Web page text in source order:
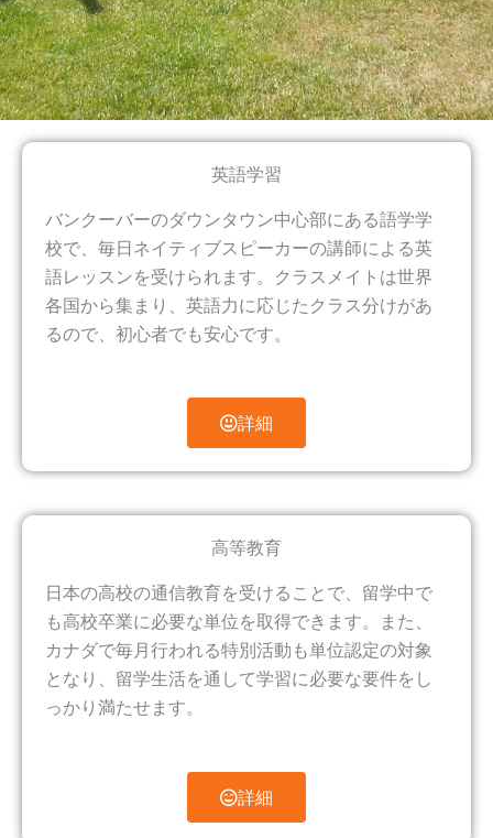
英語学習
バンクーバーのダウンタウン中心部にある語学学
校で、毎日ネイティブスピーカーの講師による英
語レッスンを受けられます。クラスメイトは世界
各国から集まり、英語力に応じたクラス分けがあ
るので、初心者でも安心です。
詳細
高等教育
日本の高校の通信教育を受けることで、留学中で
も高校卒業に必要な単位を取得できます。また、
カナダで毎月行われる特別活動も単位認定の対象
となり、留学生活を通して学習に必要な要件をし
っかり満たせます。
詳細